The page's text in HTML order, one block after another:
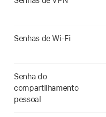
Senhas deWi-Fi
Senha do
compartilhamento
pessoal